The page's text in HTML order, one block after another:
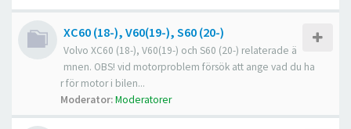
XC60 (18-), V60(19-), S60 (20-)
Volvo XC60 (18-), V60(19-) och S60 (20-) relaterade ä
mnen. OBS! vid motorproblem försök att ange vad du ha
r för motor i bilen...
Moderator:Moderatorer